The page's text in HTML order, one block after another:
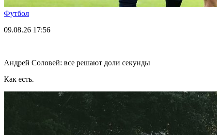
Футбол
09.08.26 17:56
Андрей Соловей: все решают доли секунды
Как есть.